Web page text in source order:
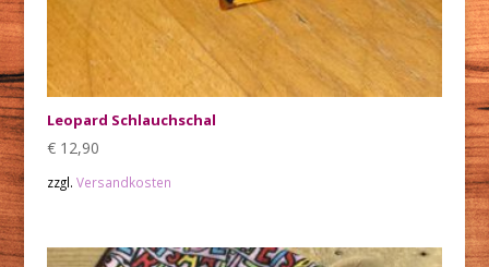
Leopard Schlauchschal
€12,90
zzgl. Versandkosten